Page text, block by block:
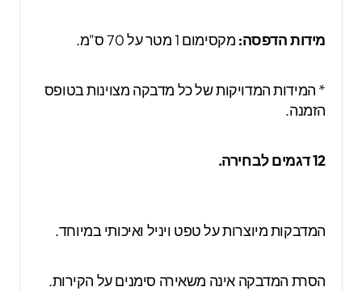
מידות הדפסה:מקסימום 1 מטר על 70 ס"מ.
* המידות המדויקות של כל מדבקה מצוינות בטופס
הזמנה.
12 דגמים לבחירה.
המדבקות מיוצרות על טפט ויניל ואיכותי במיוחד.
הסרת המדבקה אינה משאירה סימנים על הקירות.